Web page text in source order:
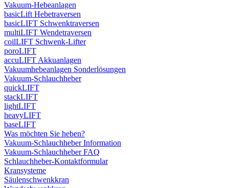
Vakuum-Hebeanlagen
basicLift Hebetraversen
basicLIFT Schwenktraversen
multiLIFT Wendetraversen
coilLIFT Schwenk-Lifter
poroLIFT
accuLIFT Akkuanlagen
Vakuumhebeanlagen Sonderlösungen
Vakuum-Schlauchheber
quickLIFT
stackLIFT
lightLIFT
heavyLIFT
baseLIFT
Was möchten Sie heben?
Vakuum-Schlauchheber Information
Vakuum-Schlauchheber FAQ
Schlauchheber-Kontaktformular
Kransysteme
Säulenschwenkkran